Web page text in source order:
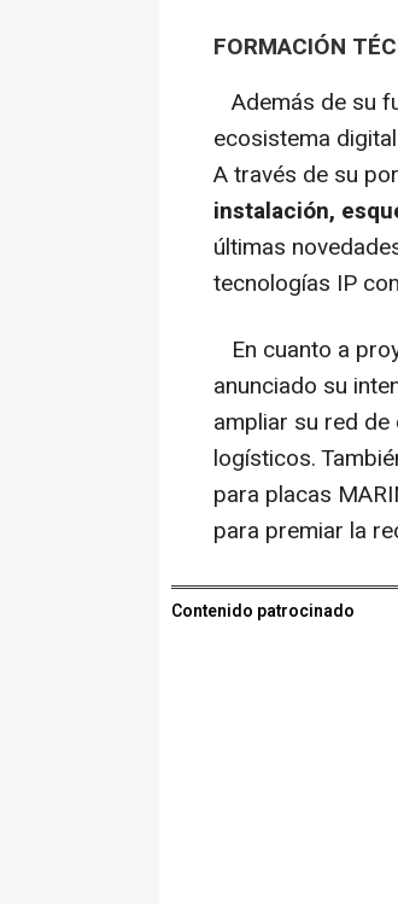
FORMACIÓN
Además de su
ecosistema
A través de su
instalación,
últimas
tecnologías IP
En cuanto a
anunciado su
ampliar su red
logísticos.
para placas
para premiar la
Contenido patrocinado